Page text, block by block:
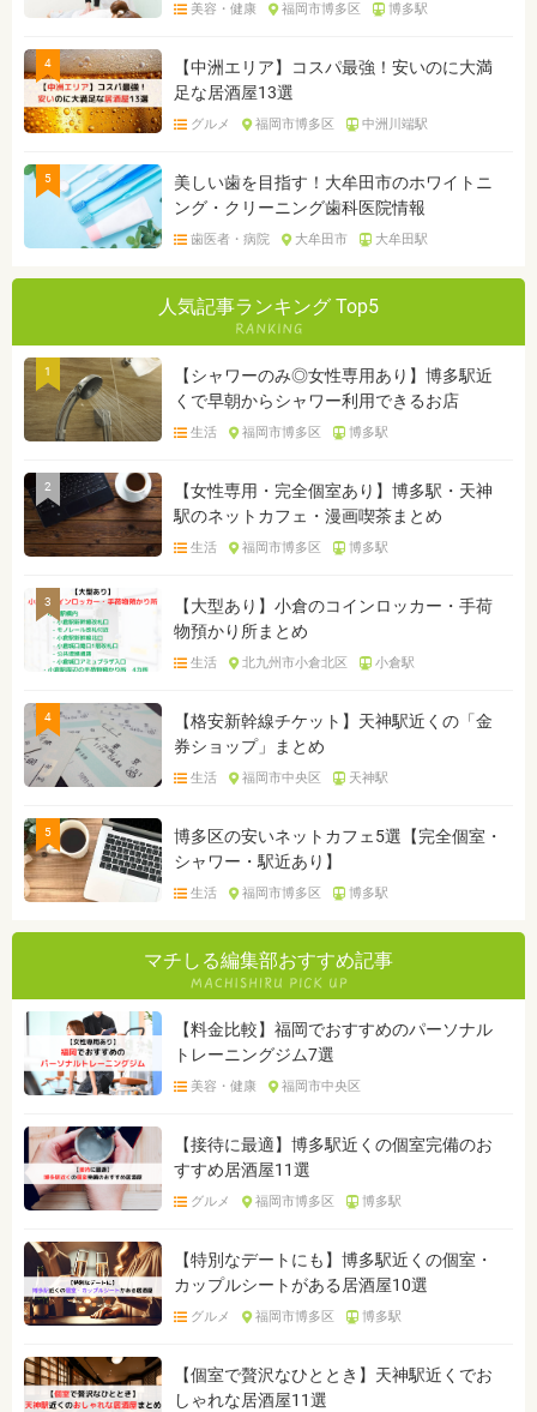
美容・健康 福岡市博多区 博多駅
4
【中洲エリア】コスパ最強！安いのに大満
足な居酒屋13選
グルメ 福岡市博多区 中洲川端駅
5
美しい歯を目指す！大牟田市のホワイトニ
ング・クリーニング歯科医院情報
歯医者・病院 大牟田市 大牟田駅
人気記事ランキング Top5
1
【シャワーのみ◎女性専用あり】博多駅近
くで早朝からシャワー利用できるお店
生活 福岡市博多区 博多駅
2
【女性専用・完全個室あり】博多駅・天神
駅のネットカフェ・漫画喫茶まとめ
生活 福岡市博多区 博多駅
3
【大型あり】小倉のコインロッカー・手荷
物預かり所まとめ
生活 北九州市小倉北区 小倉駅
4
【格安新幹線チケット】天神駅近くの「金
券ショップ」まとめ
生活 福岡市中央区 天神駅
5
博多区の安いネットカフェ5選【完全個室・
シャワー・駅近あり】
生活 福岡市博多区 博多駅
マチしる編集部おすすめ記事
【料金比較】福岡でおすすめのパーソナル
トレーニングジム7選
美容・健康 福岡市中央区
【接待に最適】博多駅近くの個室完備のお
すすめ居酒屋11選
グルメ 福岡市博多区 博多駅
【特別なデートにも】博多駅近くの個室・
カップルシートがある居酒屋10選
グルメ 福岡市博多区 博多駅
【個室で贅沢なひととき】天神駅近くでお
しゃれな居酒屋11選